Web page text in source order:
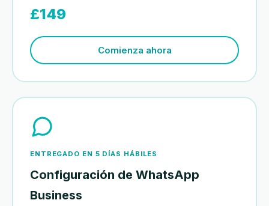
£149
Comienza ahora
ENTREGADO EN 5 DÍAS HÁBILES
Configuración de WhatsApp
Business